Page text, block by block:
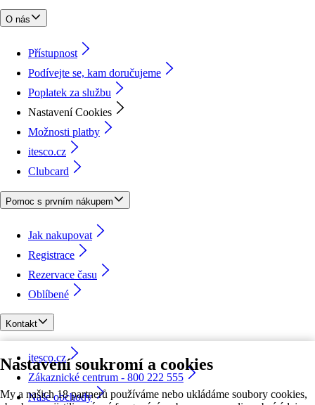
Nastavení soukromí a cookies
My a našich 18 partnerů používáme nebo ukládáme soubory cookies,
O nás
Přístupnost
Podívejte se, kam doručujeme
Poplatek za službu
Nastavení Cookies
Možnosti platby
itesco.cz
Clubcard
Pomoc s prvním nákupem
Jak nakupovat
Registrace
Rezervace času
Oblíbené
Kontakt
itesco.cz
Zákaznické centrum - 800 222 555
Naše obchody